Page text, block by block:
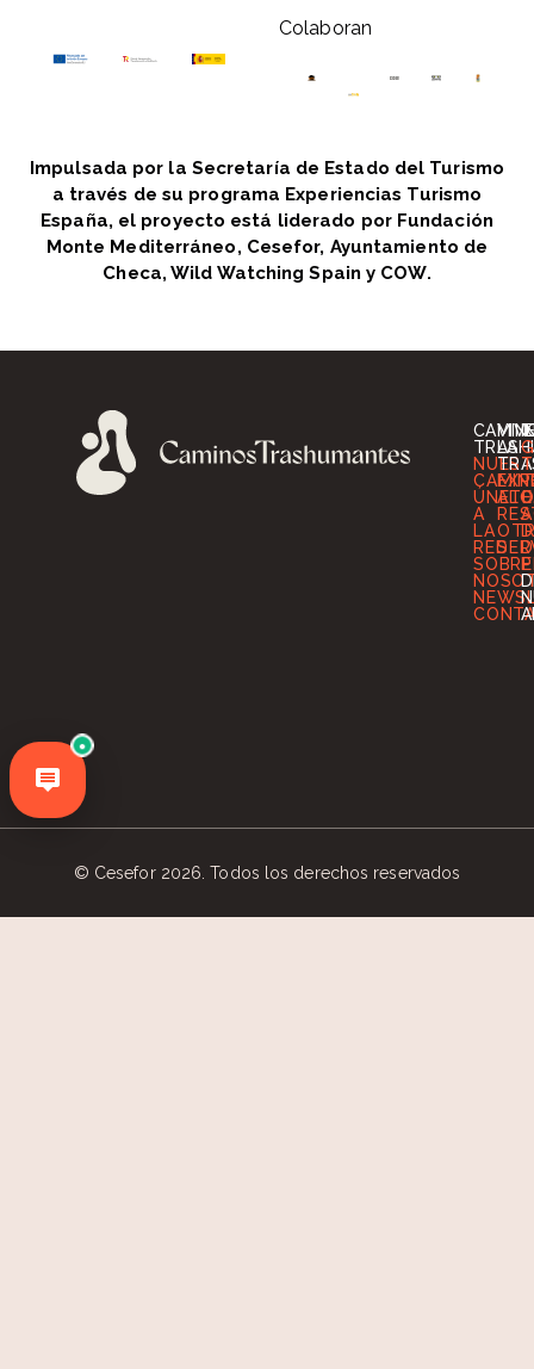
Colaboran
Impulsada por la Secretaría de Estado del Turismo
a través de su programa Experiencias Turismo
España, el proyecto está liderado por Fundación
Monte Mediterráneo, Cesefor, Ayuntamiento de
Checa, Wild Watching Spain y COW.
ÚNETE
A
LA
RED
SOBRE
VIVE
LA
●
© Cesefor 2026. Todos los derechos reservados